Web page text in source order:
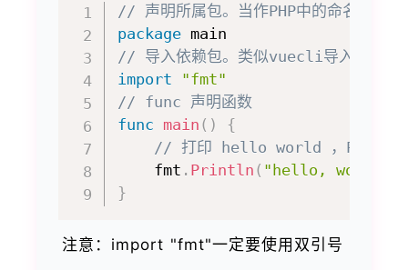
// 声明所属包。当作PHP中的命名空间
package
// 导入依赖包。类似vuecli导入插
import
"fmt"
// func 声明函数
func main ( )
{
// 打印 hello world ，Println
    fmt
. Println ( "hello, world"
}
注意：import "fmt"一定要使用双引号